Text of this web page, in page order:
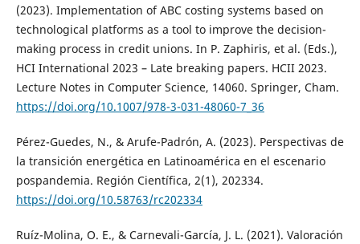
(2023). Implementation of ABC costing systems based on
technological platforms as a tool to improve the decision-
making process in credit unions. In P. Zaphiris, et al. (Eds.),
HCI International 2023 – Late breaking papers. HCII 2023.
Lecture Notes in Computer Science, 14060. Springer, Cham.
https://doi.org/10.1007/978-3-031-48060-7_36
Pérez-Guedes, N., & Arufe-Padrón, A. (2023). Perspectivas de
la transición energética en Latinoamérica en el escenario
pospandemia. Región Científica, 2(1), 202334.
https://doi.org/10.58763/rc202334
Ruíz-Molina, O. E., & Carnevali-García, J. L. (2021). Valoración